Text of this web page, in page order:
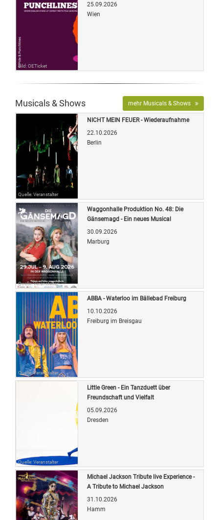
Bild: OETicket
25.09.2026
Wien
Musicals & Shows mehr Musicals & Shows
Quelle: Veranstalter
NICHT MEIN FEUER - Wiederaufnahme
22.10.2026
Berlin
Quelle: Veranstalter
Waggonhalle Produktion No. 48: Die
Gänsemagd - Ein neues Musical
30.09.2026
Marburg
Quelle: Veranstalter
ABBA - Waterloo im Bällebad Freiburg
10.10.2026
Freiburg im Breisgau
Quelle: Veranstalter
Little Green - Ein Tanzduett über
Freundschaft und Vielfalt
05.09.2026
Dresden
Michael Jackson Tribute live Experience -
A Tribute to Michael Jackson
31.10.2026
Hamm